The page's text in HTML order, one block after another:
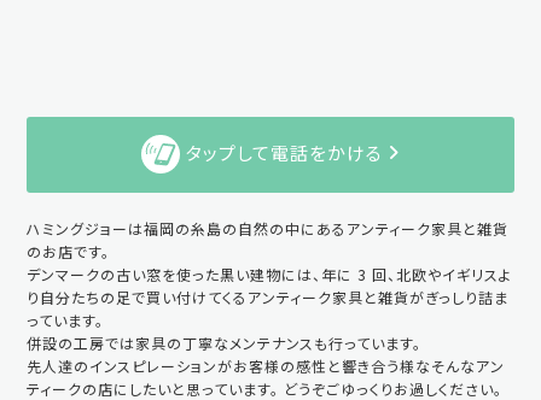
タップして電話をかける
ハミングジョーは福岡の糸島の自然の中にあるアンティーク家具と雑貨
のお店です。
デンマークの古い窓を使った黒い建物には、年に 3 回、北欧やイギリスよ
り自分たちの足で買い付けてくるアンティーク家具と雑貨がぎっしり詰ま
っています。
併設の工房では家具の丁寧なメンテナンスも行っています。
先人達のインスピレーションがお客様の感性と響き合う様なそんなアン
ティークの店にしたいと思っています。 どうぞごゆっくりお過しください。